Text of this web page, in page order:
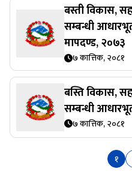
बस्ती विकास,
सम्बन्धी
मापदण्ड, २०७३
७ कात्तिक, २०८१
बस्ति विकास,
सम्बन्धी
७ कात्तिक, २०८१
१